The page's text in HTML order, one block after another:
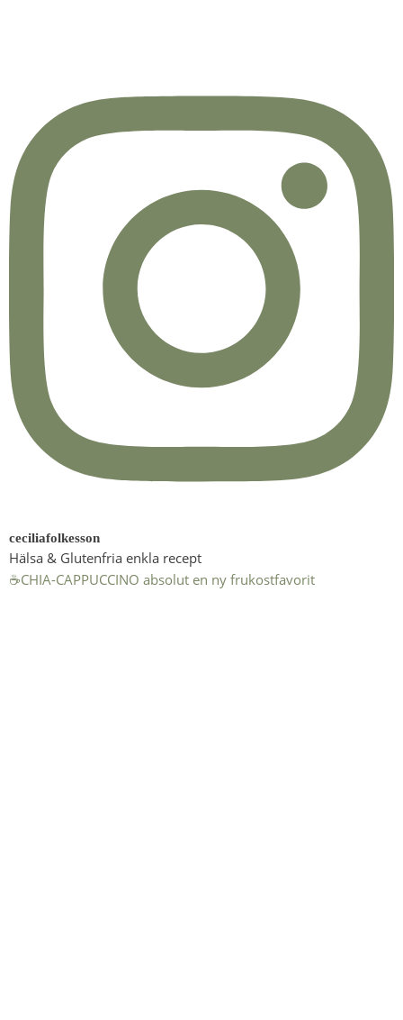
ceciliafolkesson
Hälsa & Glutenfria enkla recept
☕️CHIA-CAPPUCCINO absolut en ny frukostfavorit